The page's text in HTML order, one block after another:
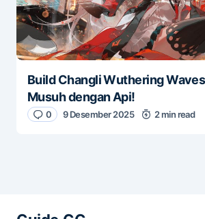
Build Changli Wuthering
Musuh dengan Api!
0 9 Desember 2025 2 min read